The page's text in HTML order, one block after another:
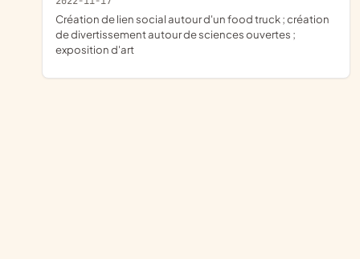
création de lien social autour d'un food truck ; création
de divertissement autour de sciences ouvertes ;
exposition d'art